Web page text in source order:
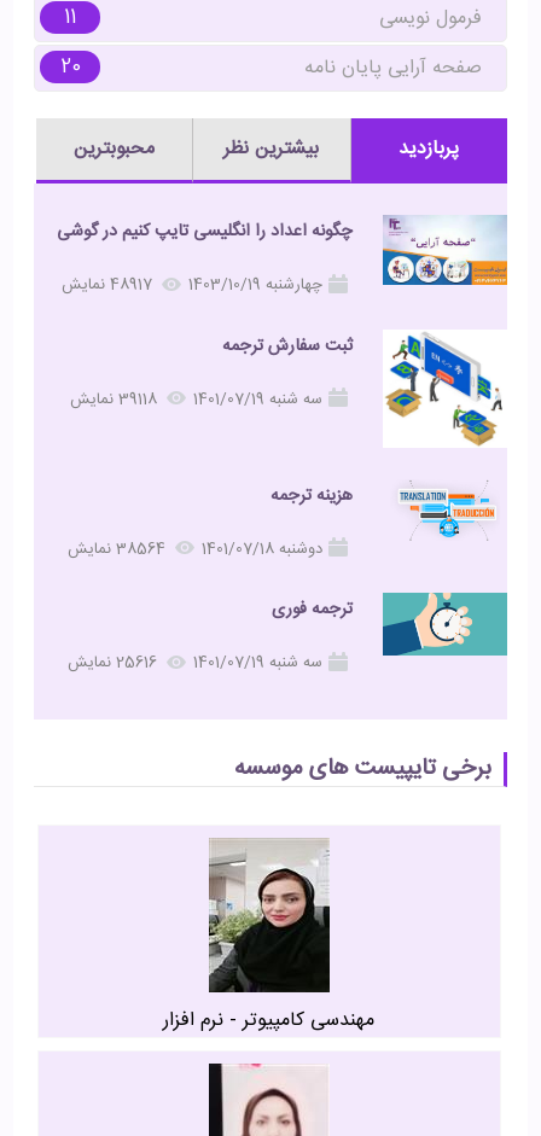
فرمول نویسی
11
صفحه آرایی پایان نامه
20
پربازدید بیشترین نظر محبوبترین
چگونه اعداد را انگلیسی تایپ کنیم در گوشی
چهارشنبه 1403/10/19 48917 نمایش
ثبت سفارش ترجمه
سه شنبه 1401/07/19 39118 نمایش
هزینه ترجمه
دوشنبه 1401/07/18 38564 نمایش
ترجمه فوری
سه شنبه 1401/07/19 25616 نمایش
برخی تایپیست های موسسه
مهندسی کامپیوتر - نرم افزار